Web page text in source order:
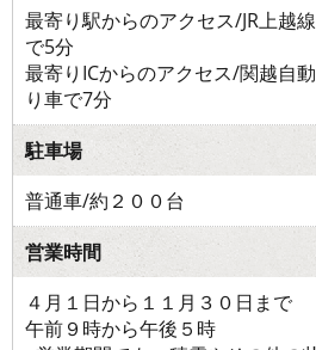
最寄り駅からのアクセス/JR上越
で5分
最寄りICからのアクセス/関越自
り車で7分
駐車場
普通車/約２００台
営業時間
４月１日から１１月３０日まで
午前９時から午後５時